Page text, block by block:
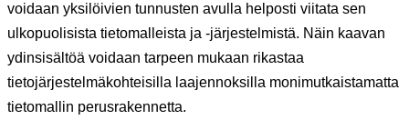
voidaan yksilöivien tunnusten avulla helposti viitata sen
ulkopuolisista tietomalleista ja -järjestelmistä. Näin kaavan
ydinsisältöä voidaan tarpeen mukaan rikastaa
tietojärjestelmäkohteisilla laajennoksilla monimutkaistamatta
tietomallin perusrakennetta.